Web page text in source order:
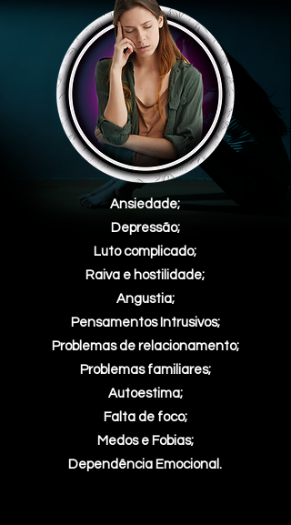
Ansiedade;
Depressão;
Luto complicado;
Raiva e hostilidade;
Angustia;
Pensamentos Intrusivos;
Problemas de relacionamento;
Problemas familiares;
Autoestima;
Falta de foco;
Medos e Fobias;
Dependência Emocional.